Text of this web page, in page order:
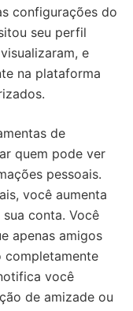
configurações do
seu perfil
e
na plataforma
de
quem pode ver
pessoais.
você aumenta
conta. Você
apenas amigos
completamente
você
de amizade ou